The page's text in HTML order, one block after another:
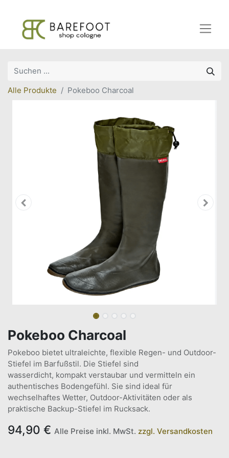
Alle Produkte Pokeboo Charcoal
Pokeboo Charcoal
Pokeboo bietet ultraleichte, flexible Regen- und Outdoor-
Stiefel im Barfußstil. Die Stiefel sind
wasserdicht, kompakt verstaubar und vermitteln ein
authentisches Bodengefühl. Sie sind ideal für
wechselhaftes Wetter, Outdoor-Aktivitäten oder als
praktische Backup-Stiefel im Rucksack.
94,90 € Alle Preise inkl. MwSt. zzgl. Versandkosten